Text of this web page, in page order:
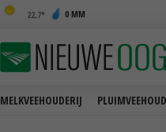
22,7 0 MM
MELKVEEHOUDERIJ